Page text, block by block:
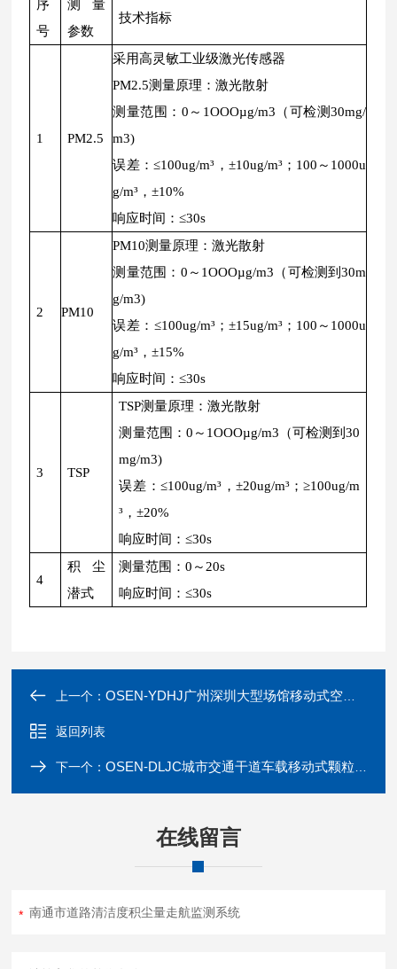
序
号
测量
参数
技术指标
1 PM2.5
采用高灵敏工业级激光传感器
PM2.5测量原理：激光散射
测量范围：0～1OOOµg/m3（可检测30mg/
m3)
误差：≤100ug/m³，±10ug/m³；100～1000u
g/m³，±10%
响应时间：≤30s
2 PM10
PM10测量原理：激光散射
测量范围：0～1OOOµg/m3（可检测到30m
g/m3)
误差：≤100ug/m³；±15ug/m³；100～1000u
g/m³，±15%
响应时间：≤30s
3 TSP
TSP测量原理：激光散射
测量范围：0～1OOOµg/m3（可检测到30
mg/m3)
误差：≤100ug/m³，±20ug/m³；≥100ug/m
³，±20%
响应时间：≤30s
4
积尘
潜式
测量范围：0～20s
响应时间：≤30s
上一个：OSEN-YDHJ广州深圳大型场馆移动式空气质量监测系统
返回列表
下一个：OSEN-DLJC城市交通干道车载移动式颗粒物监测设备
在线留言